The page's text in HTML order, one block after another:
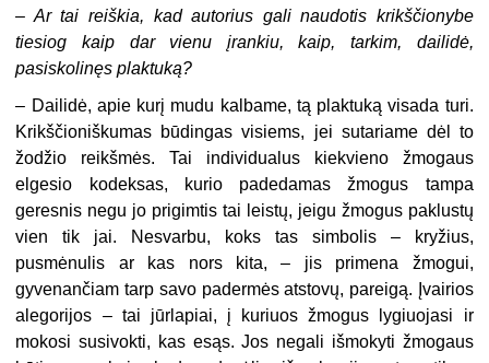
–Ar tai reiškia, kad autorius gali naudotis krikščionybe
tiesiog kaip dar vienu įrankiu, kaip, tarkim, dailidė,
pasiskolinęs plaktuką?
– Dailidė, apie kurį mudu kalbame, tą plaktuką visada turi.
Krikščioniškumas būdingas visiems, jei sutariame dėl to
žodžio reikšmės. Tai individualus kiekvieno žmogaus
elgesio kodeksas, kurio padedamas žmogus tampa
geresnis negu jo prigimtis tai leistų, jeigu žmogus paklustų
vien tik jai. Nesvarbu, koks tas simbolis – kryžius,
pusmėnulis ar kas nors kita, – jis primena žmogui,
gyvenančiam tarp savo padermės atstovų, pareigą. Įvairios
alegorijos – tai jūrlapiai, į kuriuos žmogus lygiuojasi ir
mokosi susivokti, kas esąs. Jos negali išmokyti žmogaus